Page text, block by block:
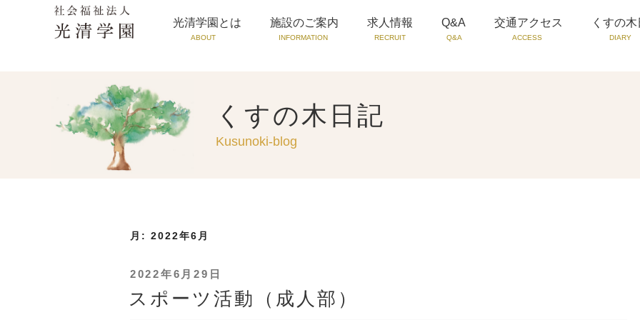
光清学園とは
ABOUT
施設のご案内
INFORMATION
求人情報
RECRUIT
Q&A
Q&A
交通アクセス
ACCESS
くすの
DIARY
くすの木日記
Kusunoki-blog
月: 2022年6月
投
日:
2022年6月29日
スポーツ活動（成人部）